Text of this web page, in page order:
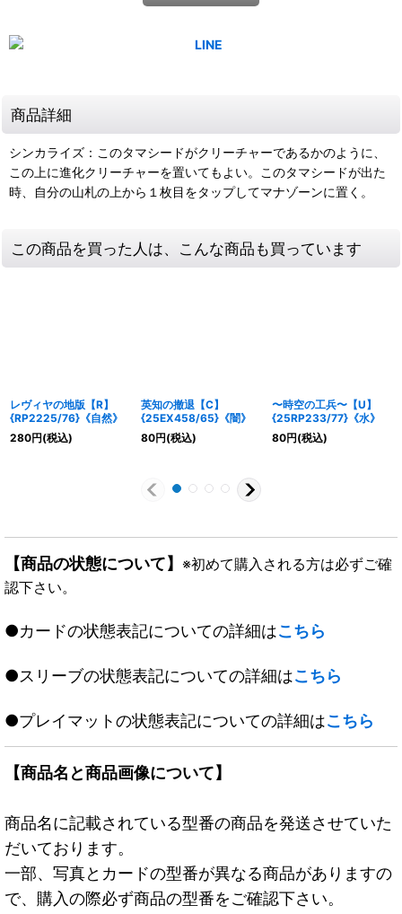
商品詳細
シンカライズ：このタマシードがクリーチャーであるかのように、
この上に進化クリーチャーを置いてもよい。このタマシードが出た
時、自分の山札の上から１枚目をタップしてマナゾーンに置く。
この商品を買った人は、こんな商品も買っています
レヴィヤの地版【R】
{RP2225/76}《自然》
280円(税込)
英知の撤退【C】
{25EX458/65}《闇》
80円(税込)
〜時空の工兵〜【U】
{25RP233/77}《水》
80円(税込)
【商品の状態について】 ※初めて購入される方は必ずご確
認下さい。
●カードの状態表記についての詳細はこちら
●スリーブの状態表記についての詳細はこちら
●プレイマットの状態表記についての詳細はこちら
【商品名と商品画像について】
商品名に記載されている型番の商品を発送させていた
だいております。
一部、写真とカードの型番が異なる商品がありますの
で、購入の際必ず商品の型番をご確認下さい。